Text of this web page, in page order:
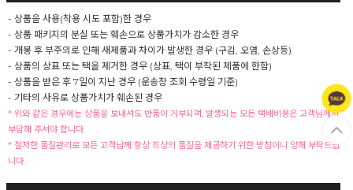
- 상품을 사용(착용 시도 포함)한 경우
- 상품 패키지의 분실 또는 훼손으로 상품가치가 감소한 경우
- 개봉 후 부주의로 인해 새제품과 차이가 발생한 경우 (구김, 오염, 손상등)
- 상품의 상표 또는 택을 제거한 경우 (상표, 택이 부착된 제품에 한함)
- 상품을 받은 후 7일이 지난 경우 (운송장 조회 수령일 기준)
- 기타의 사유로 상품가치가 훼손된 경우
* 위와 같은 경우에는 상품을 보내셔도 반품이 거부되며, 발생되는 모든 택배비용은 고객님께서
부담해 주셔야 합니다.
* 철저한 품질관리로 모든 고객님께 항상 최상의 품질을 제공하기 위한 방침이니 양해 부탁드립
니다.